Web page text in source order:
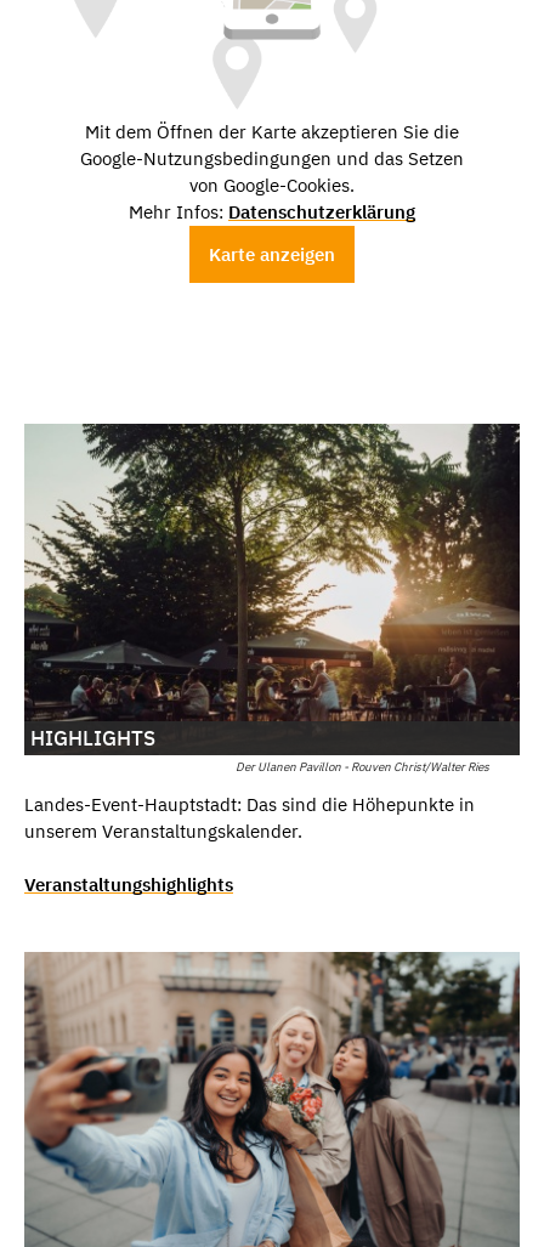
Mit dem Öffnen der Karte akzeptieren Sie die
Google-Nutzungsbedingungen und das Setzen
von Google-Cookies.
Mehr Infos: Datenschutzerklärung
Karte anzeigen
Der Ulanen Pavillon - Rouven Christ/Walter Ries
HIGHLIGHTS
Landes-Event-Hauptstadt: Das sind die Höhepunkte in
unserem Veranstaltungskalender.
Veranstaltungshighlights